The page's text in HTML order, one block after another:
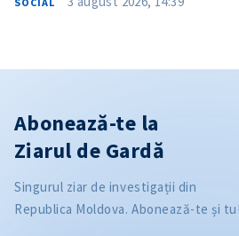
Abonează-te la
Ziarul de Gardă
Singurul ziar de investigații din
Republica Moldova. Abonează-te și tu!